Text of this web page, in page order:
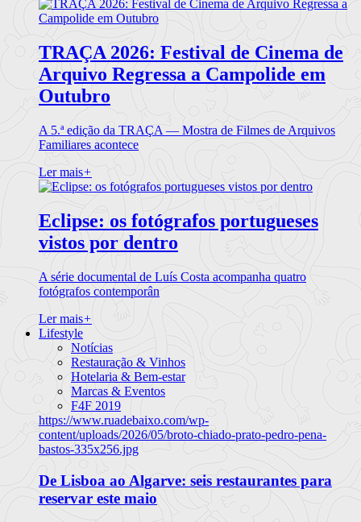
TRAÇA 2026: Festival de Cinema de
Arquivo Regressa a Campolide em
Outubro
A 5.ª edição da TRAÇA — Mostra de Filmes de Arquivos
Familiares acontece
Ler mais+
Eclipse: os fotógrafos portugueses
vistos por dentro
A série documental de Luís Costa acompanha quatro
fotógrafos contemporân
Ler mais+
Lifestyle
Notícias
Restauração & Vinhos
Hotelaria & Bem-estar
Marcas & Eventos
F4F 2019
https://www.ruadebaixo.com/wp-
content/uploads/2026/05/broto-chiado-prato-pedro-pena-
bastos-335x256.jpg
De Lisboa ao Algarve: seis restaurantes para
reservar este maio